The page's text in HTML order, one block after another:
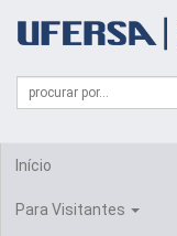
portal
UFERSA
Formulário
Busca
Campo
de
Início
Para Visitantes